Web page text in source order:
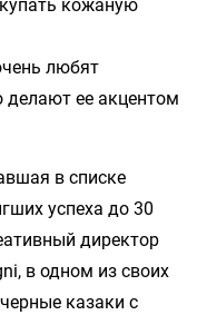
кожаную
любят
делают ее акцентом
в списке
успеха до 30
директор
в одном из своих
казаки с